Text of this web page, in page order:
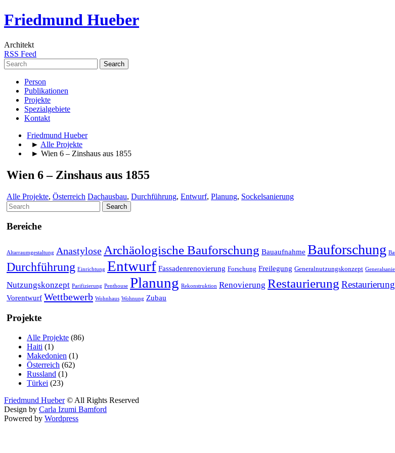
Friedmund Hueber
Architekt
RSS Feed
Search
for:
Person
Publikationen
Projekte
Spezialgebiete
Kontakt
Friedmund Hueber
► Alle Projekte
► Wien 6 – Zinshaus aus 1855
Wien 6 – Zinshaus aus 1855
Alle Projekte, Österreich Dachausbau, Durchführung, Entwurf, Planung, Sockelsanierung
Search
for:
Bereiche
Altarraumgestaltung Anastylose Archäologische Bauforschung Bauaufnahme Bauforschung
Durchführung Einrichtung Entwurf Fassadenrenovierung Forschung Freilegung Generalnutzungskonzept
Nutzungskonzept Parifizierung Penthouse Planung Rekonstruktion Renovierung Restaurierung
Vorentwurf Wettbewerb Wohnhaus Wohnung Zubau
Projekte
Alle Projekte (86)
Haiti (1)
Makedonien (1)
Österreich (62)
Russland (1)
Türkei (23)
Friedmund Hueber© All Rights Reserved
Design by Carla Izumi Bamford
Powered by Wordpress